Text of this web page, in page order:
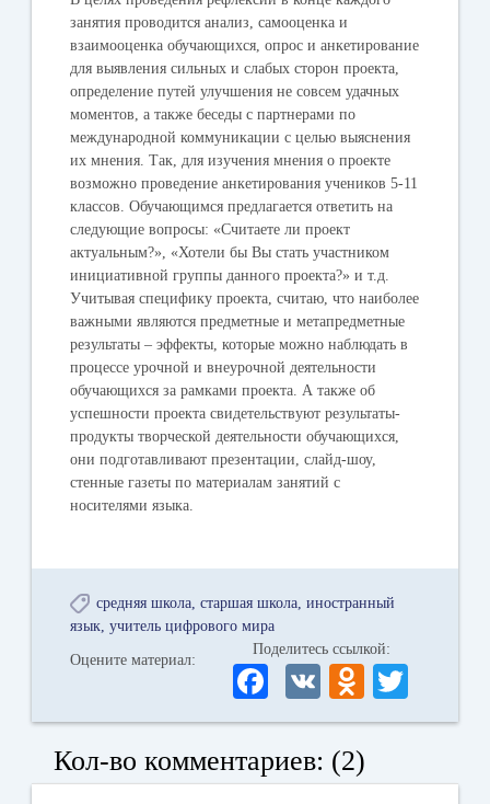
занятия проводится анализ, самооценка и
взаимооценка обучающихся, опрос и анкетирование
для выявления сильных и слабых сторон проекта,
определение путей улучшения не совсем удачных
моментов, а также беседы с партнерами по
международной коммуникации с целью выяснения
их мнения. Так, для изучения мнения о проекте
возможно проведение анкетирования учеников 5-11
классов. Обучающимся предлагается ответить на
следующие вопросы: «Считаете ли проект
актуальным?», «Хотели бы Вы стать участником
инициативной группы данного проекта?» и т.д.
Учитывая специфику проекта, считаю, что наиболее
важными являются предметные и метапредметные
результаты – эффекты, которые можно наблюдать в
процессе урочной и внеурочной деятельности
обучающихся за рамками проекта. А также об
успешности проекта свидетельствуют результаты-
продукты творческой деятельности обучающихся,
они подготавливают презентации, слайд-шоу,
стенные газеты по материалам занятий с
носителями языка.
средняя школа старшая школа иностранный
язык учитель цифрового мира
Оцените материал:
Поделитесь ссылкой:
Fa
ce
bo
ok
V
K
O
dn
la
wi
r
Кол-во комментариев: (2)